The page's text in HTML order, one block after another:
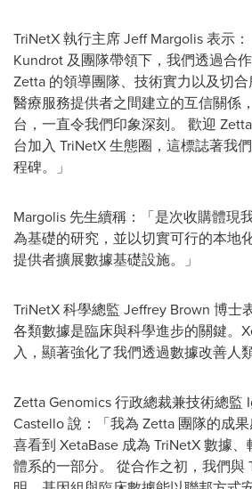
TriNetX 執行主席 Jeff Margolis 表示
Kundrot 及團隊帶領下，我們透過合
Zetta 的領導團隊、技術實力以及切
醫療服務提供者之間建立的互信關係
台，一直令我們印象深刻。 歡迎
台加入 TriNetX 生態圈，這標誌著我
程碑。」
Margolis 先生續稱：「是次收購體現
為基礎的研究，並以切實可行的本地
提供者擴展數據基礎設施。」
TriNetX 科學總監 Jeffrey Brown 博士
各類數據是臨床與科學進步的關鍵。
入，顯著強化了我們透過數據改善人
Zetta Genomics 行政總裁兼技術總監
Castello 說：「我為 Zetta 團隊的成
喜看到 XetaBase 成為 TriNetX 數據
體系的一部分。 從合作之初，我們與